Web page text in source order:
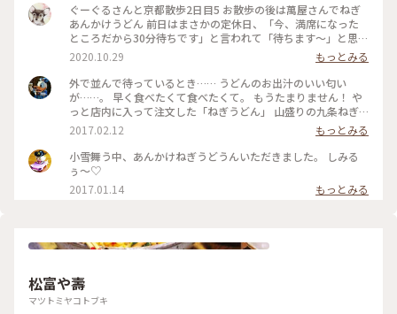
ぐーぐるさんと京都散歩2日目5 お散歩の後は萬屋さんでねぎ
あんかけうどん 前日はまさかの定休日、「今、満席になった
ところだから30分待ちです」と言われて「待ちます〜」と思わ
ず♡︎😆 検温もして無事にいただきました❣️ #小さな秋 #京都 #
食欲の秋
2020.10.29
もっとみる
外で並んで待っているとき…… うどんのお出汁のいい匂い
が……。 早く食べたくて食べたくて。 もうたまりません！ や
っと店内に入って注文した「ねぎうどん」 山盛りの九条ねぎ
と、おろし生姜がのってやってきました！ あ～～もう幸せ
～！ 出汁の匂いを嗅ぎながら、ねぎと生姜、ねぎとうどん、
出汁の順で、あっという間に平らげてしまいました。 食べ終
わったときに友人と目を合わせて笑顔でほっこり！ 身も心も
2017.02.12
もっとみる
小雪舞う中、あんかけねぎうどうんいただきました。 しみる
ぅ〜♡
2017.01.14
もっとみる
松富や壽
マツトミヤコトブキ